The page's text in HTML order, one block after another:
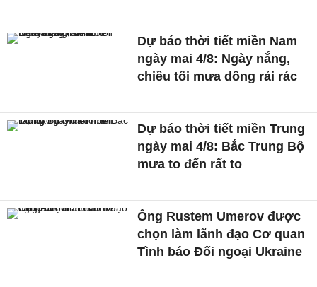
Dự báo thời tiết miền Nam
ngày mai 4/8: Ngày nắng,
chiều tối mưa dông rải rác
Dự báo thời tiết miền Trung
ngày mai 4/8: Bắc Trung Bộ
mưa to đến rất to
Ông Rustem Umerov được
chọn làm lãnh đạo Cơ quan
Tình báo Đối ngoại Ukraine